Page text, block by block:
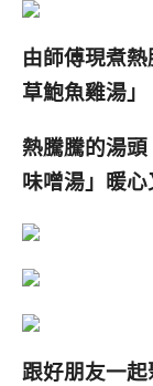
由師傅現煮
草鮑魚雞湯」
熱騰騰的湯
味噌湯」暖心
跟好朋友一